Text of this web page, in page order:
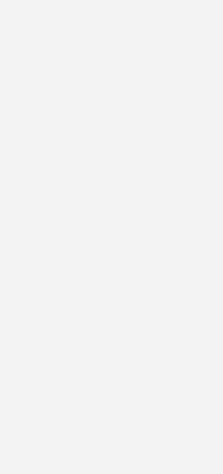
String-Wechselrichter, der
um die Flexibilität bei der
Das sicherungsfreie
Dies maximiert nicht
senkt auch die
PV-
Manager -
Lösung für diese
und dem Team der Yes
zu arbeiten. Fimer
hochwertigen, in Italien
und die MV Compact
Standorten installiert
Skid (MVCS)